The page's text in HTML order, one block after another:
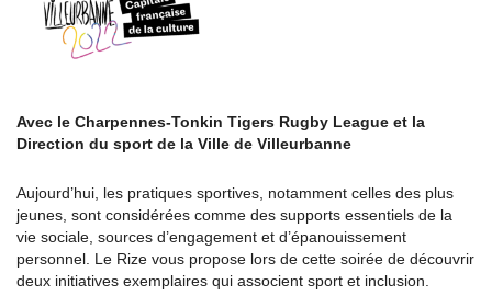
Avec le Charpennes-Tonkin Tigers Rugby League et la
Direction du sport de la Ville de Villeurbanne
Aujourd’hui, les pratiques sportives, notamment celles des plus
jeunes, sont considérées comme des supports essentiels de la
vie sociale, sources d’engagement et d’épanouissement
personnel. Le Rize vous propose lors de cette soirée de découvrir
deux initiatives exemplaires qui associent sport et inclusion.